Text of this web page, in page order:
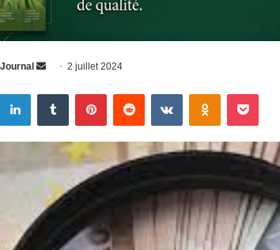
Envoyer
courriel
2 juillet 2024
LinkedinTumblr PinterestReddit VKontakte